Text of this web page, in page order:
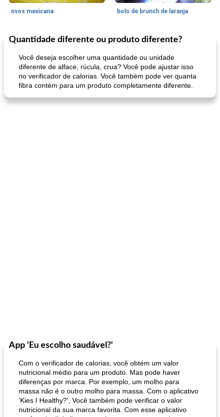
ovos mexicana bolo de brunch de laranja
130min
Pães De Fermento Vegetal
Quantidade diferente ou produto diferente?
Você deseja escolher uma quantidade ou unidade
diferente de alface, rúcula, crua? Você pode ajustar isso
no verificador de calorias. Você também pode ver quanta
fibra contém para um produto completamente diferente.
App 'Eu escolho saudável?'
Com o verificador de calorias, você obtém um valor
nutricional médio para um produto. Mas pode haver
diferenças por marca. Por exemplo, um molho para
massa não é o outro molho para massa. Com o aplicativo
'Kies I Healthy?', Você também pode verificar o valor
nutricional da sua marca favorita. Com esse aplicativo